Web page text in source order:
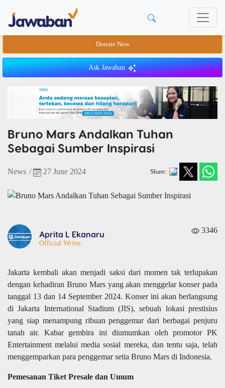
Donate Now
Ask Jawaban
Bruno Mars Andalkan Tuhan
Sebagai Sumber Inspirasi
News / 27 June 2024 Share:
Aprita L Ekanaru
Official Writer
3346
Jakarta kembali akan menjadi saksi dari momen tak terlupakan
dengan kehadiran Bruno Mars yang akan menggelar konser pada
tanggal 13 dan 14 September 2024. Konser ini akan berlangsung
di Jakarta International Stadium (JIS), sebuah lokasi prestisius
yang siap menampung ribuan penggemar dari berbagai penjuru
tanah air. Kabar gembira ini diumumkan oleh promotor PK
Entertainment melalui media sosial mereka, dan tentu saja, telah
menggemparkan para penggemar setia Bruno Mars di Indonesia.
Pemesanan Tiket Presale dan Umum